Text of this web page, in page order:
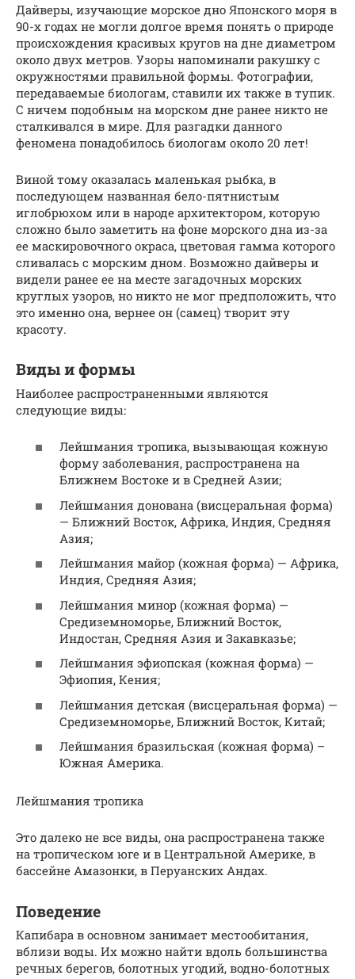
Дайверы, изучающие морское дно Японского моря в
90-х годах не могли долгое время понять о природе
происхождения красивых кругов на дне диаметром
около двух метров. Узоры напоминали ракушку с
окружностями правильной формы. Фотографии,
передаваемые биологам, ставили их также в тупик.
С ничем подобным на морском дне ранее никто не
сталкивался в мире. Для разгадки данного
феномена понадобилось биологам около 20 лет!
Виной тому оказалась маленькая рыбка, в
последующем названная бело-пятнистым
иглобрюхом или в народе архитектором, которую
сложно было заметить на фоне морского дна из-за
ее маскировочного окраса, цветовая гамма которого
сливалась с морским дном. Возможно дайверы и
видели ранее ее на месте загадочных морских
круглых узоров, но никто не мог предположить, что
это именно она, вернее он (самец) творит эту
красоту.
Виды и формы
Наиболее распространенными являются
следующие виды:
Лейшмания тропика, вызывающая кожную
форму заболевания, распространена на
Ближнем Востоке и в Средней Азии;
Лейшмания донована (висцеральная форма)
— Ближний Восток, Африка, Индия, Средняя
Азия;
Лейшмания майор (кожная форма) — Африка,
Индия, Средняя Азия;
Лейшмания минор (кожная форма) —
Средиземноморье, Ближний Восток,
Индостан, Средняя Азия и Закавказье;
Лейшмания эфиопская (кожная форма) —
Эфиопия, Кения;
Лейшмания детская (висцеральная форма) —
Средиземноморье, Ближний Восток, Китай;
Лейшмания бразильская (кожная форма) –
Южная Америка.
Лейшмания тропика
Это далеко не все виды, она распространена также
на тропическом юге и в Центральной Америке, в
бассейне Амазонки, в Перуанских Андах.
Поведение
Капибара в основном занимает местообитания,
вблизи воды. Их можно найти вдоль большинства
речных берегов, болотных угодий, водно-болотных